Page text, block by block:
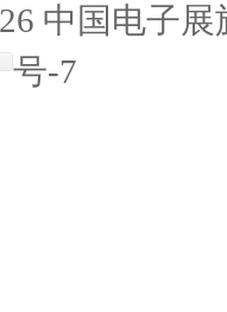
中国电子
号-7